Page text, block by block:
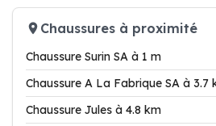
Chaussures à proximité
Chaussure Surin SA à 1 m
Chaussure A La Fabrique SA à 3.7
Chaussure Jules à 4.8 km